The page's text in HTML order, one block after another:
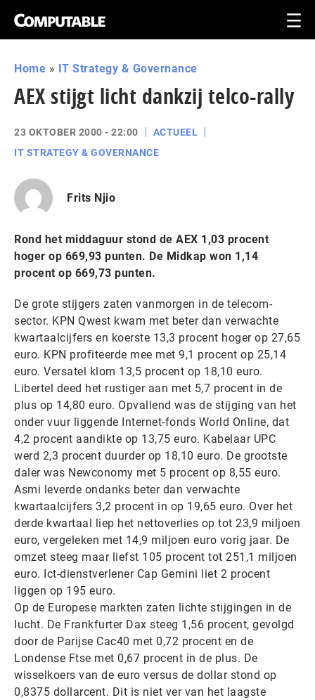
Home » IT Strategy & Governance
AEX stijgt licht dankzij telco-rally
23 OKTOBER 2000 - 22:00
ACTUEEL
IT STRATEGY & GOVERNANCE
Frits Njio
Rond het middaguur stond de AEX 1,03 procent
hoger op 669,93 punten. De Midkap won 1,14
procent op 669,73 punten.
De grote stijgers zaten vanmorgen in de telecom-
sector. KPN Qwest kwam met beter dan verwachte
kwartaalcijfers en koerste 13,3 procent hoger op 27,65
euro. KPN profiteerde mee met 9,1 procent op 25,14
euro. Versatel klom 13,5 procent op 18,10 euro.
Libertel deed het rustiger aan met 5,7 procent in de
plus op 14,80 euro. Opvallend was de stijging van het
onder vuur liggende Internet-fonds World Online, dat
4,2 procent aandikte op 13,75 euro. Kabelaar UPC
werd 2,3 procent duurder op 18,10 euro. De grootste
daler was Newconomy met 5 procent op 8,55 euro.
Asmi leverde ondanks beter dan verwachte
kwartaalcijfers 3,2 procent in op 19,65 euro. Over het
derde kwartaal liep het nettoverlies op tot 23,9 miljoen
euro, vergeleken met 14,9 miljoen euro vorig jaar. De
omzet steeg maar liefst 105 procent tot 251,1 miljoen
euro. Ict-dienstverlener Cap Gemini liet 2 procent
liggen op 195 euro.
Op de Europese markten zaten lichte stijgingen in de
lucht. De Frankfurter Dax steeg 1,56 procent, gevolgd
door de Parijse Cac40 met 0,72 procent en de
Londense Ftse met 0,67 procent in de plus. De
wisselkoers van de euro versus de dollar stond op
0,8375 dollarcent. Dit is niet ver van het laagste